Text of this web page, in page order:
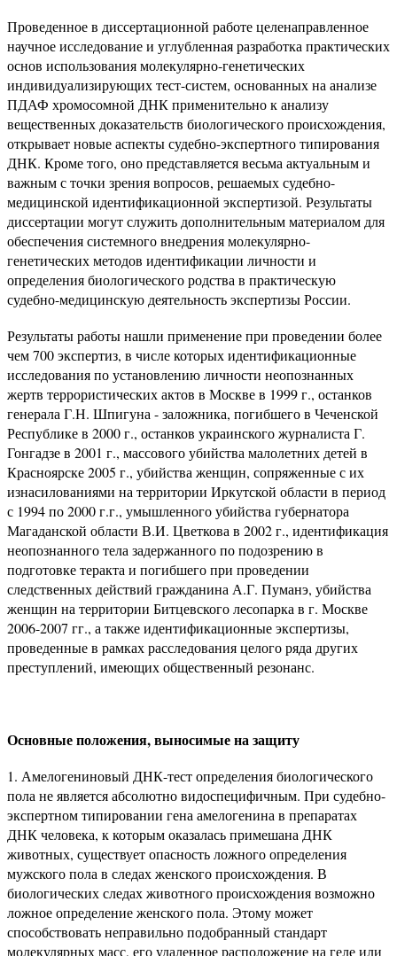
Проведенное в диссертационной работе целе­направленное
научное исследование и углубленная разработка практических
основ использования молекулярно-генетических
индивидуализирующих тест-систем, основанных на анализе
ПДАФ хромосомной ДНК применительно к анализу
вещественных доказательств биологического происхождения,
открывает новые аспекты судебно-экспертного типирования
ДНК. Кроме того, оно представляется весьма актуальным и
важным с точки зрения вопросов, решаемых судебно-
медицинской идентификационной экспертизой. Результаты
диссертации могут служить дополнительным материалом для
обеспечения системного внедрения молекулярно-
генетических мето­дов идентификации личности и
определения биологического родства в практическую
судебно-медицинскую деятельность экспертизы России.
Результаты работы нашли применение при проведении более
чем 700 экспертиз, в числе которых идентификационные
исследования по установлению личности неопознанных
жертв террористических актов в Москве в 1999 г., останков
генерала Г.Н. Шпигуна - заложника, погибшего в Чеченской
Республике в 2000 г., останков украинского журналиста Г.
Гонгадзе в 2001 г., массового убийства малолетних детей в
Красноярске 2005 г., убийства женщин, сопряженные с их
изнасилованиями на территории Иркутской области в период
с 1994 по 2000 г.г., умышленного убийства губернатора
Магаданской области В.И. Цветкова в 2002 г., идентификация
неопознанного тела задержанного по подозрению в
подготовке теракта и погибшего при проведении
следственных действий гражданина А.Г. Пуманэ, убийства
женщин на территории Битцевского лесопарка в г. Москве
2006-2007 гг., а также идентификационные экспертизы,
проведенные в рамках расследования целого ряда других
преступлений, имеющих общественный резонанс.
Основные положения, выносимые на защиту
Амелогениновый ДНК-тест определения биологического
пола не является абсолютно видоспецифичным. При судебно-
экспертном типировании гена амелогенина в препаратах
ДНК человека, к которым оказалась примешана ДНК
животных, существует опасность ложного определения
мужского пола в следах женского происхождения. В
биологических следах животного происхождения возможно
ложное определение женского пола. Этому может
способствовать неправильно подобранный стандарт
молекулярных масс, его удаленное расположение на геле или